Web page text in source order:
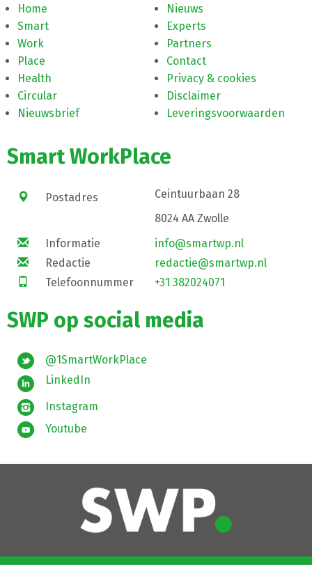
Home
Smart
Work
Place
Health
Circular
Nieuwsbrief
Nieuws
Experts
Partners
Contact
Privacy & cookies
Disclaimer
Leveringsvoorwaarden
Smart WorkPlace
Postadres
Ceintuurbaan 28
8024 AA Zwolle
Informatie
info@smartwp.nl
Redactie
redactie@smartwp.nl
Telefoonnummer
+31 382024071
SWP op social media
@1SmartWorkPlace
LinkedIn
Instagram
Youtube